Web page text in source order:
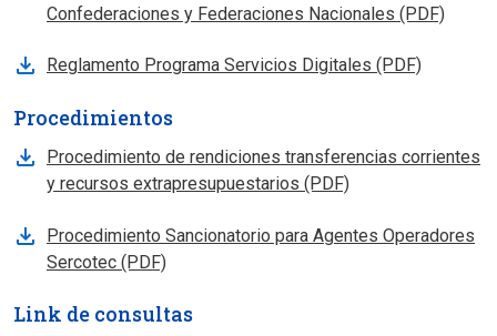
Confederaciones y Federaciones Nacionales (PDF)
Reglamento Programa Servicios Digitales (PDF)
Procedimientos
Procedimiento de rendiciones transferencias corrientes
y recursos extrapresupuestarios (PDF)
Procedimiento Sancionatorio para Agentes Operadores
Sercotec (PDF)
Link de consultas